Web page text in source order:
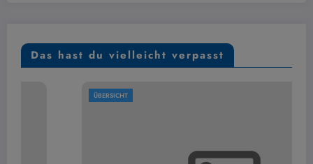
Das hast du vielleicht verpasst